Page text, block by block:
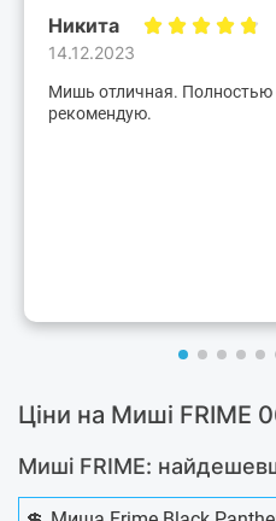
Никита
14.12.2023
Мишь отличная. Полностью
рекомендую.
Ціни на Миші FRIME
Миші FRIME: